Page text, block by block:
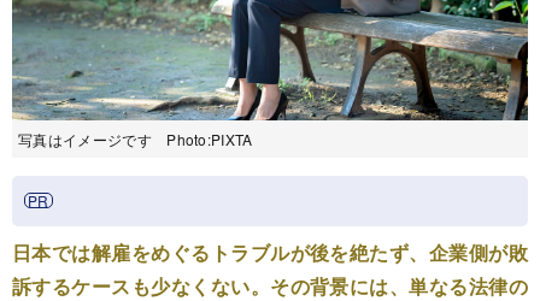
写真はイメージです Photo:PIXTA
日本では解雇をめぐるトラブルが後を絶たず、企業側が敗
訴するケースも少なくない。その背景には、単なる法律の